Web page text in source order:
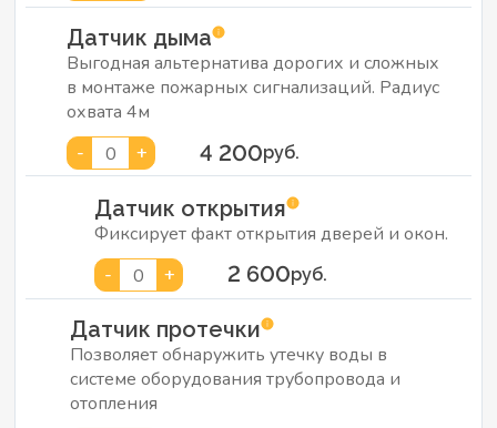
Датчик дыма
Выгодная альтернатива дорогих и сложных
в монтаже пожарных сигнализаций. Радиус
охвата 4м
-
0 + 4 200руб.
Датчик открытия
Фиксирует факт открытия дверей и окон.
-
0 + 2 600руб.
Датчик протечки
Позволяет обнаружить утечку воды в
системе оборудования трубопровода и
отопления